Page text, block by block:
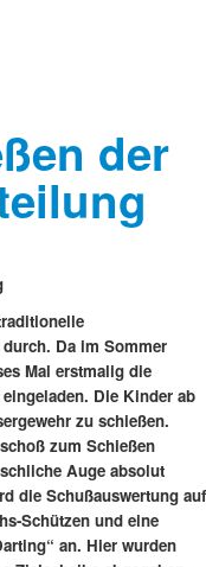
der
Da im Sommer
Mal erstmalig die
Die Kinder ab
zu schießen.
zum Schießen
Auge absolut
die Schußauswertung auf
Schützen und eine
an. Hier wurden